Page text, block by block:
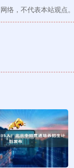
络，不代表本站观点。